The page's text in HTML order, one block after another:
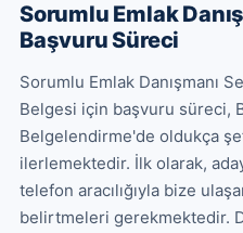
Sorumlu Emlak
Başvuru Süreci
Sorumlu Emlak Danışmanı
Belgesi için başvuru süreci,
Belgelendirme'de oldukça
ilerlemektedir. İlk olarak,
telefon aracılığıyla bize
belirtmeleri gerekmektedir.